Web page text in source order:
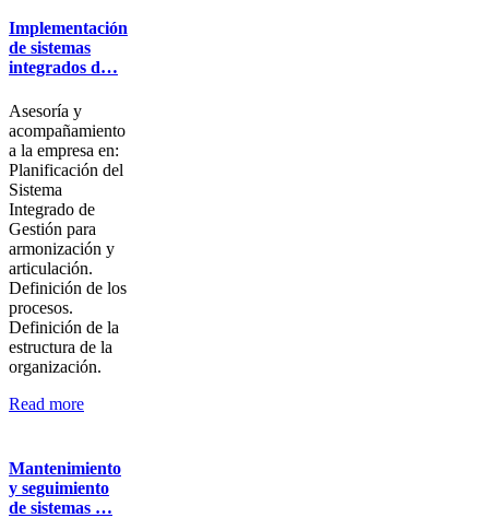
Implementación
de sistemas
integrados d…
Asesoría y
acompañamiento
a la empresa en:
Planificación del
Sistema
Integrado de
Gestión para
armonización y
articulación.
Definición de los
procesos.
Definición de la
estructura de la
organización.
Read more
Mantenimiento
y seguimiento
de sistemas …